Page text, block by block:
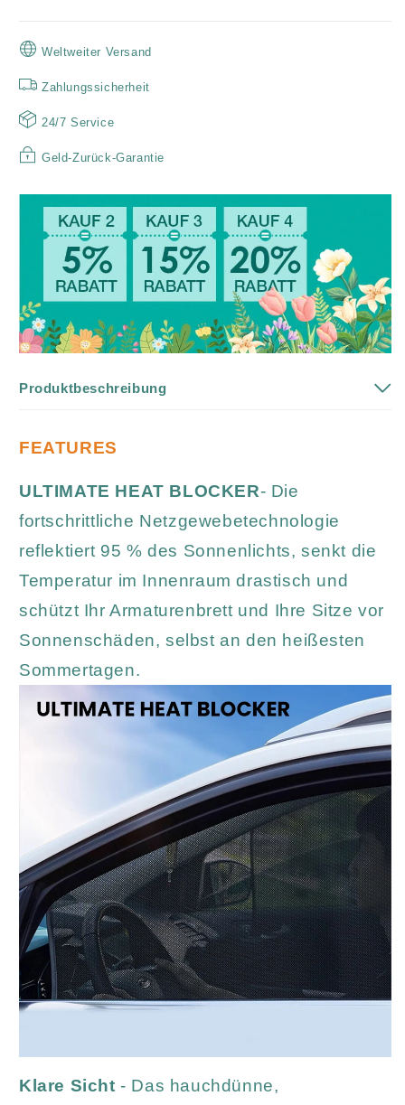
Mesh
Mesh
Weltweiter Versand
Zahlungssicherheit
24/7 Service
Geld-Zurück-Garantie
Produktbeschreibung
FEATURES
ULTIMATE HEAT BLOCKER- Die
fortschrittliche Netzgewebetechnologie
reflektiert 95 % des Sonnenlichts, senkt die
Temperatur im Innenraum drastisch und
schützt Ihr Armaturenbrett und Ihre Sitze vor
Sonnenschäden, selbst an den heißesten
Sommertagen.
Klare Sicht- Das hauchdünne,